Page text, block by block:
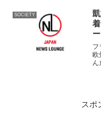
流
爽
SOCIETY
フ
欧
スポ